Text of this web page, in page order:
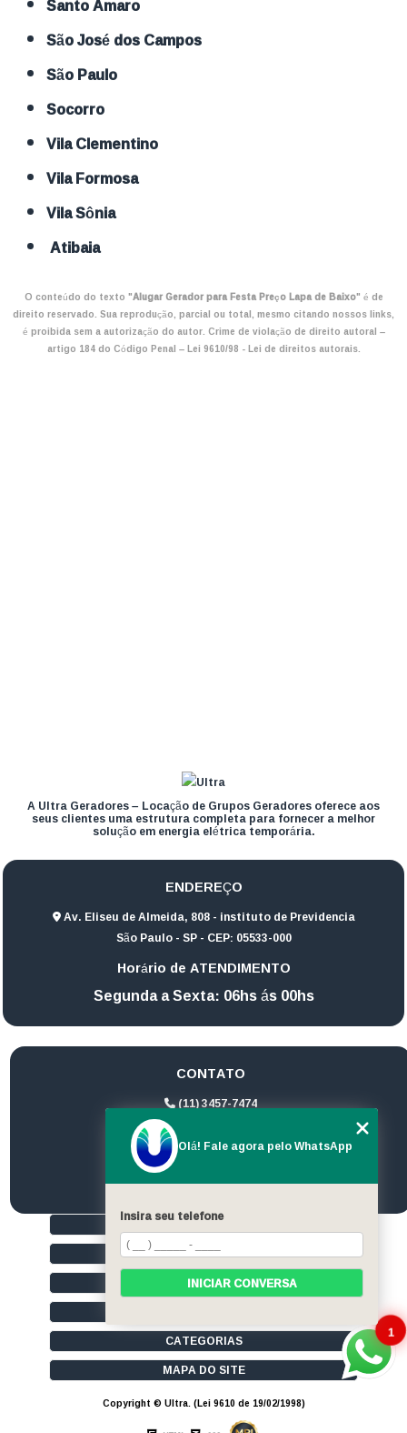
São José dos Campos
São Paulo
Socorro
Vila Clementino
Vila Formosa
Vila Sônia
Atibaia
O conteúdo do texto "Alugar Gerador para Festa Preço Lapa de Baixo" é de
direito reservado. Sua reprodução, parcial ou total, mesmo citando nossos links,
é proibida sem a autorização do autor. Crime de violação de direito autoral –
artigo 184 do Código Penal –Lei 9610/98 - Lei de direitos autorais.
A Ultra Geradores – Locação de Grupos Geradores oferece aos
seus clientes uma estrutura completa para fornecer a melhor
solução em energia elétrica temporária.
ENDEREÇO
Av. Eliseu de Almeida, 808 - instituto de Previdencia
São Paulo - SP - CEP: 05533-000
Horário de ATENDIMENTO
Segunda a Sexta: 06hs ás 00hs
CONTATO
(11) 3457-7474
(11) 94172-1974
contato@ultrageradores.com
HOME
QUEM SOMOS
SERVIÇOS
CATEGORIAS
MAPA DO SITE
Copyright © Ultra. (Lei 9610 de 19/02/1998)
1
Olá! Fale agora pelo WhatsApp
Insira seu telefone
INICIAR CONVERSA